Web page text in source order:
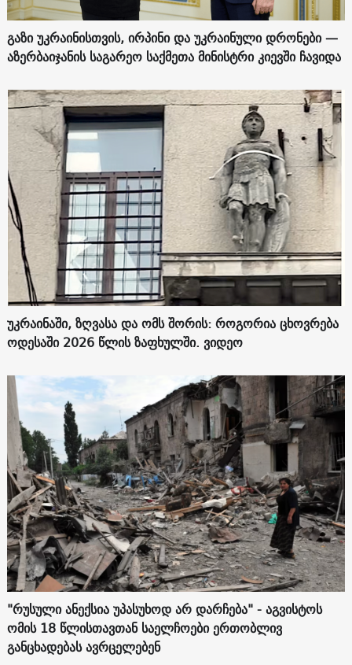
გაზი უკრაინისთვის, ირპინი და უკრაინული დრონები —
აზერბაიჯანის საგარეო საქმეთა მინისტრი კიევში ჩავიდა
უკრაინაში, ზღვასა და ომს შორის: როგორია ცხოვრება
ოდესაში 2026 წლის ზაფხულში. ვიდეო
"რუსული ანექსია უპასუხოდ არ დარჩება" - აგვისტოს
ომის 18 წლისთავთან საელჩოები ერთობლივ
განცხადებას ავრცელებენ